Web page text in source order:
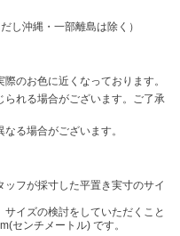
し沖縄・一部離島は除く）
のお色に近くなっております。
れる場合がございます。ご了承
る場合がございます。
フが採寸した平置き実寸のサイ
イズの検討をしていただくこと
センチメートル) です。